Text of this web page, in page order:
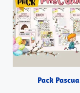
Pack Pascua